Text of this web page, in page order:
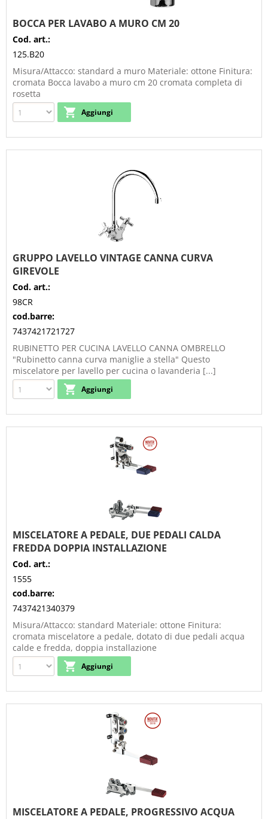
BOCCA PER LAVABO A MURO CM 20
Cod. art.:
125.B20
Misura/Attacco: standard a muro Materiale: ottone Finitura:
cromata Bocca lavabo a muro cm 20 cromata completa di
rosetta
GRUPPO LAVELLO VINTAGE CANNA CURVA
GIREVOLE
Cod. art.:
98CR
cod.barre:
7437421721727
RUBINETTO PER CUCINA LAVELLO CANNA OMBRELLO
"Rubinetto canna curva maniglie a stella" Questo
miscelatore per lavello per cucina o lavanderia [...]
MISCELATORE A PEDALE, DUE PEDALI CALDA
FREDDA DOPPIA INSTALLAZIONE
Cod. art.:
1555
cod.barre:
7437421340379
Misura/Attacco: standard Materiale: ottone Finitura:
cromata miscelatore a pedale, dotato di due pedali acqua
calde e fredda, doppia installazione
MISCELATORE A PEDALE, PROGRESSIVO ACQUA